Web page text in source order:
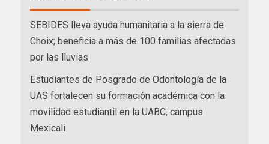
SEBIDES lleva ayuda humanitaria a la sierra de
Choix; beneficia a más de 100 familias afectadas
por las lluvias
Estudiantes de Posgrado de Odontología de la
UAS fortalecen su formación académica con la
movilidad estudiantil en la UABC, campus
Mexicali.